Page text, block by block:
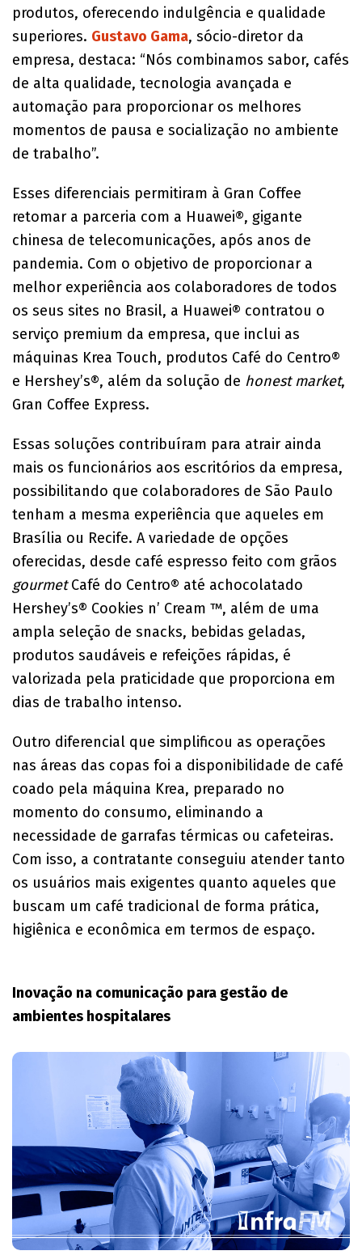
produtos, oferecendo indulgência e qualidade
superiores. Gustavo Gama, sócio-diretor da
empresa, destaca: “Nós combinamos sabor, cafés
de alta qualidade, tecnologia avançada e
automação para proporcionar os melhores
momentos de pausa e socialização no ambiente
de trabalho”.
Esses diferenciais permitiram à Gran Coffee
retomar a parceria com a Huawei®, gigante
chinesa de telecomunicações, após anos de
pandemia. Com o objetivo de proporcionar a
melhor experiência aos colaboradores de todos
os seus sites no Brasil, a Huawei® contratou o
serviço premium da empresa, que inclui as
máquinas Krea Touch, produtos Café do Centro®
e Hershey’s®, além da solução de honest market,
Gran Coffee Express.
Essas soluções contribuíram para atrair ainda
mais os funcionários aos escritórios da empresa,
possibilitando que colaboradores de São Paulo
tenham a mesma experiência que aqueles em
Brasília ou Recife. A variedade de opções
oferecidas, desde café espresso feito com grãos
gourmetCafé do Centro® até achocolatado
Hershey’s® Cookies n’ Cream ™, além de uma
ampla seleção de snacks, bebidas geladas,
produtos saudáveis e refeições rápidas, é
valorizada pela praticidade que proporciona em
dias de trabalho intenso.
Outro diferencial que simplificou as operações
nas áreas das copas foi a disponibilidade de café
coado pela máquina Krea, preparado no
momento do consumo, eliminando a
necessidade de garrafas térmicas ou cafeteiras.
Com isso, a contratante conseguiu atender tanto
os usuários mais exigentes quanto aqueles que
buscam um café tradicional de forma prática,
higiênica e econômica em termos de espaço.
Inovação na comunicação para gestão de
ambientes hospitalares